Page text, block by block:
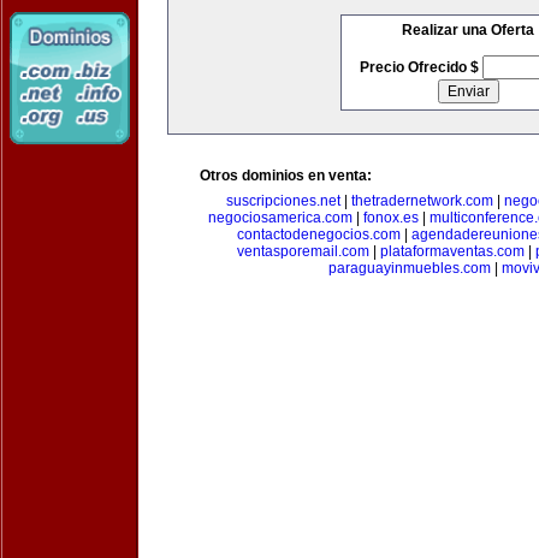
Realizar una Oferta
Precio Ofrecido $
Otros dominios en venta:
suscripciones.net| thetradernetwork.com|
negociosamerica.com| fonox.es|
contactodenegocios.com|
ventasporemail.com| plataformaventas.com|
paraguayinmuebles.com